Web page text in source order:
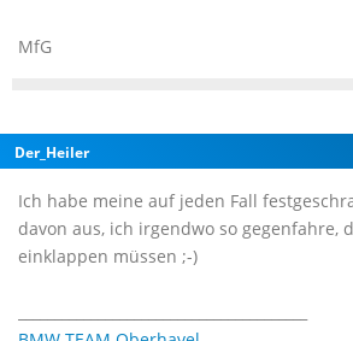
MfG
Der_Heiler
Ich habe meine auf jeden Fall
davon aus, ich irgendwo so gegenfahre,
einklappen müssen ;-)